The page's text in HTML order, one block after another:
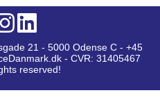
21 - 5000 Odense C - +45
- CVR: 31405467
reserved!